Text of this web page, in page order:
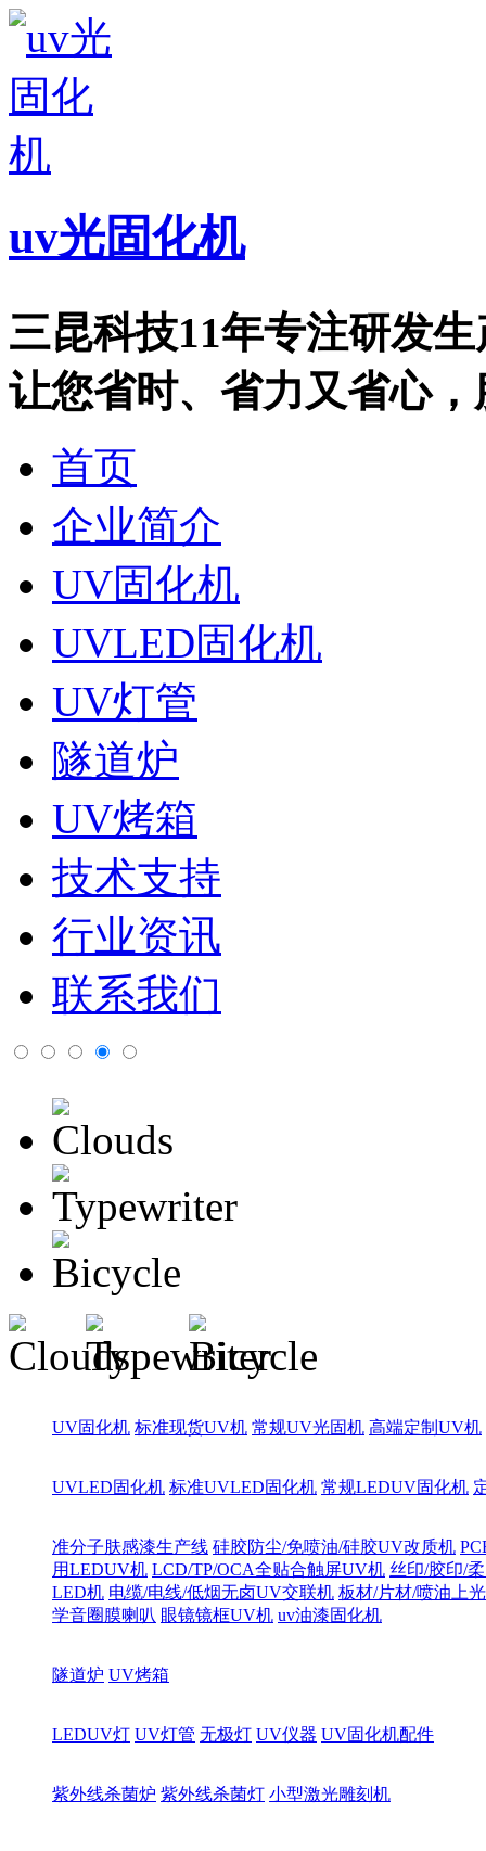
uv光固化机
三昆科技11年专注研发
让您省时、省力又省心，
首页
企业简介
UV固化机
UVLED固化机
UV灯管
隧道炉
UV烤箱
技术支持
行业资讯
联系我们
UV固化机 标准现货UV机 常规UV光固机 高端定制UV机
UVLED固化机 标准UVLED固化机 常规LEDUV固化机
准分子肤感漆生产线 硅胶防尘/免喷油/硅胶UV改质机
用LEDUV机 LCD/TP/OCA全贴合触屏UV机 丝印/胶印/
LED机 电缆/电线/低烟无卤UV交联机 板材/片材/喷油上
学音圈膜喇叭 眼镜镜框UV机 uv油漆固化机
隧道炉 UV烤箱
LEDUV灯 UV灯管 无极灯 UV仪器 UV固化机配件
紫外线杀菌炉 紫外线杀菌灯 小型激光雕刻机